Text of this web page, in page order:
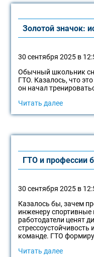
Золотой значок:
30 сентября 2025 в
Обычный школьник
ГТО. Казалось, что
он начал
Читать далее
ГТО и профессии
30 сентября 2025 в
Казалось бы, зачем
инженеру
работодатели ценят
стрессоустойчивость
команде. ГТО
Читать далее